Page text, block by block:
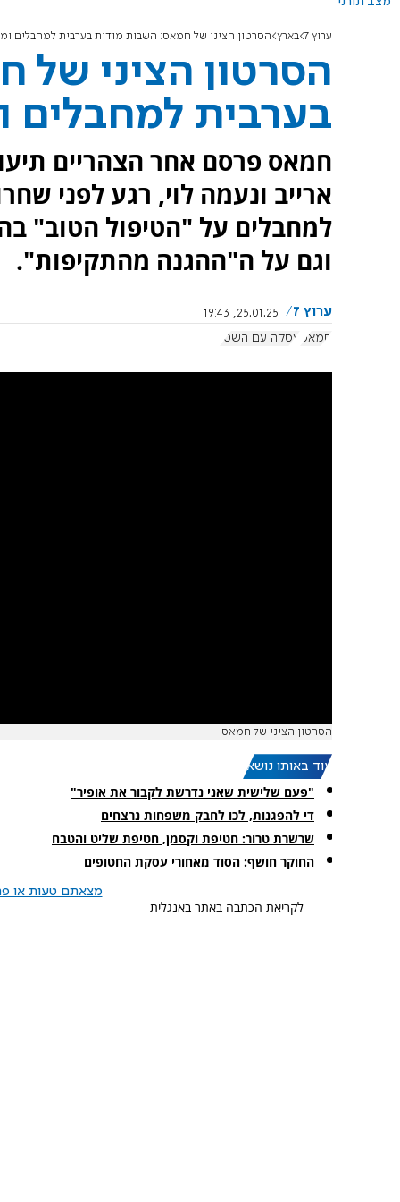
ערוץ 7 בארץ הסרטון הציני של חמאס: השבות מודות בערבית למחבלים
הסרטון הציני
בערבית למחבלים
חמאס פרסם אחר הצהריים
ארייב ונעמה לוי, רגע לפני
למחבלים על "הטיפול הטוב"
וגם על ה"ההגנה מהתקיפות".
ערוץ 7
25.01.25, 19:43
חמאס
עסקה עם השטן
הסרטון הציני של חמאס
עוד באותו נושא:
"פעם שלישית שאני נדרשת לקבור את אופיר"
די להפגנות, לכו לחבק משפחות נרצחים
שרשרת טרור: חטיפת וקסמן, חטיפת שליט והטבח
החוקר חושף: הסוד מאחורי עסקת החטופים
מצאתם טעות או
לקריאת הכתבה באתר באנגלית